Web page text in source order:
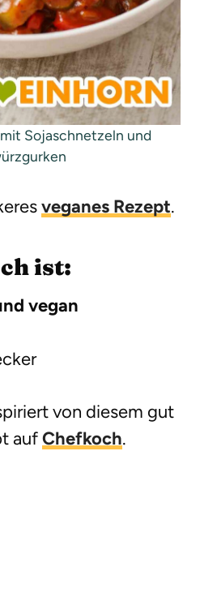
Sojaschnetzeln und
veganes Rezept.
ist:
vegan
von diesem gut
aufChefkoch.